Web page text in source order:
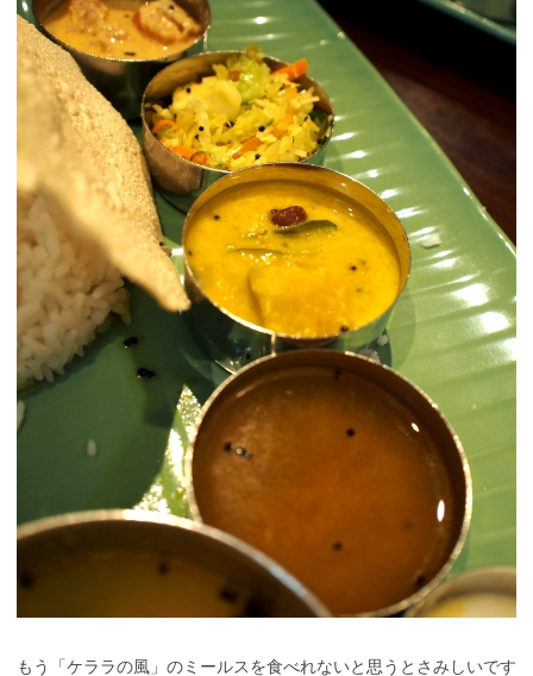
もう「ケララの風」のミールスを食べれないと思うとさみしいです